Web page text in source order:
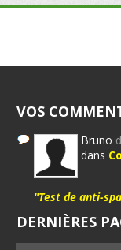
VOS
Bruno
dans
"Test de anti-
DERNIÈRES